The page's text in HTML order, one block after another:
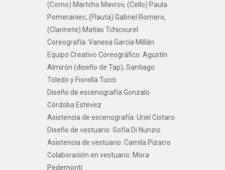
(Corno) Martcho Mavrov, (Cello) Paula
Pomeraniec, (Flauta) Gabriel Romero,
(Clarinete) Matías Tchicourel
Coreografía: Vanesa García Millán
Equipo Creativo Coreográfico: Agustín
Almirón (diseño de Tap), Santiago
Toledo y Fiorella Tucci
Diseño de escenografía Gonzalo
Córdoba Estévez
Asistencia de escenografía: Uriel Cistaro
Diseño de vestuario: Sofía Di Nunzio
Asistencia de vestuario: Camila Pizarro
Colaboración en vestuario: Mora
Pedemonti